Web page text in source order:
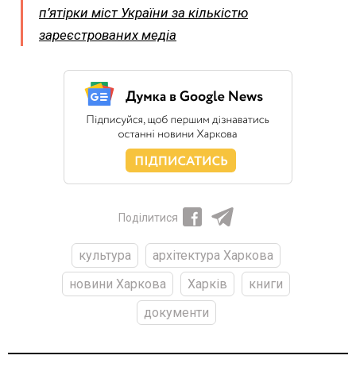
п’ятірки міст України за кількістю
зареєстрованих медіа
Поділитися
культура
архітектура Харкова
новини Харкова
Харків
книги
документи